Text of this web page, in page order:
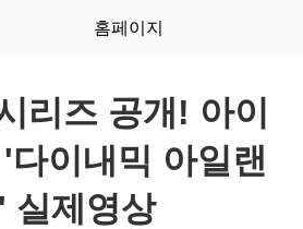
홈페이지
리즈 공개! 아이
다이내믹 아일랜
실제영상